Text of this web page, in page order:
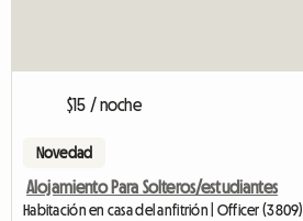
$15 / noche
Novedad
Alojamiento Para Solteros/estudiantes
Habitación en casa del anfitrión | Officer (3809)